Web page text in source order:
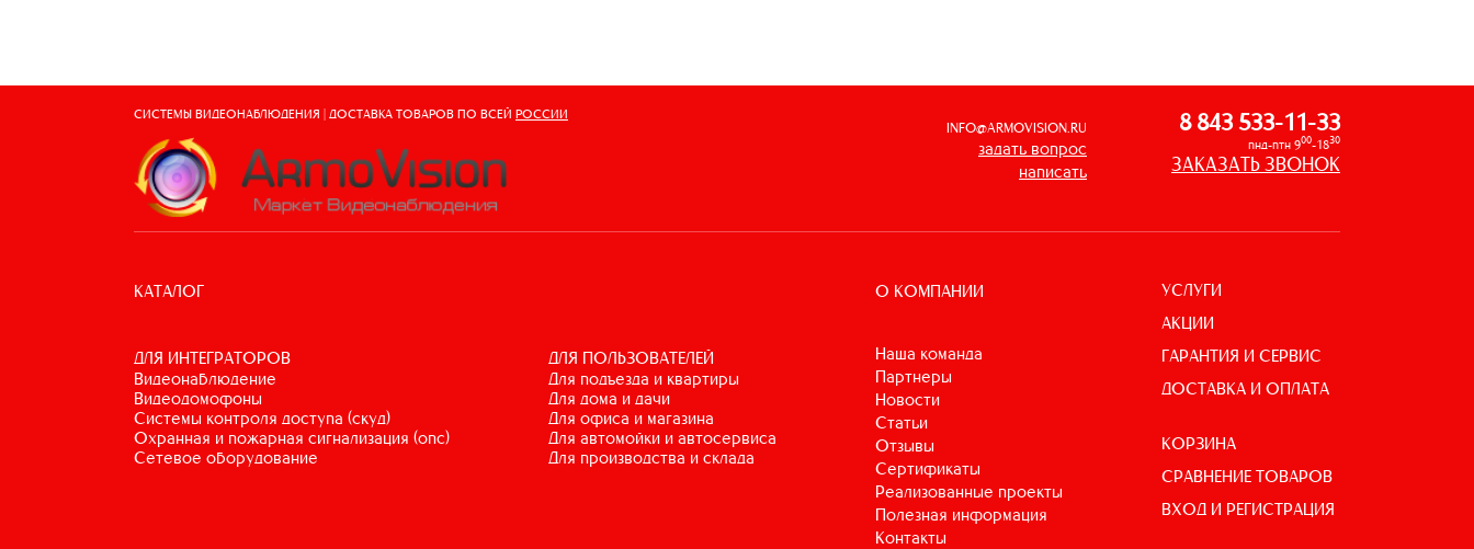
СИСТЕМЫ ВИДЕОНАБЛЮДЕНИЯ | ДОСТАВКА ТОВАРОВ ПО ВСЕЙ РОССИИ
INFO@ARMOVISION.RU
задать вопрос
написать
8 843 533-11-33
пнд-птн 900-1830
ЗАКАЗАТЬ ЗВОНОК
КАТАЛОГ
ДЛЯ ИНТЕГРАТОРОВ
видеонаблюдение
видеодомофоны
системы контроля доступа (скуд)
охранная и пожарная сигнализация (опс)
сетевое оборудование
ДЛЯ ПОЛЬЗОВАТЕЛЕЙ
для подъезда и квартиры
для дома и дачи
для офиса и магазина
для автомойки и автосервиса
для производства и склада
О КОМПАНИИ
Наша команда
Партнеры
Новости
Статьи
Отзывы
Сертификаты
Реализованные проекты
Полезная информация
Контакты
УСЛУГИ
АКЦИИ
ГАРАНТИЯ И СЕРВИС
ДОСТАВКА И ОПЛАТА
КОРЗИНА
СРАВНЕНИЕ ТОВАРОВ
ВХОД И РЕГИСТРАЦИЯ